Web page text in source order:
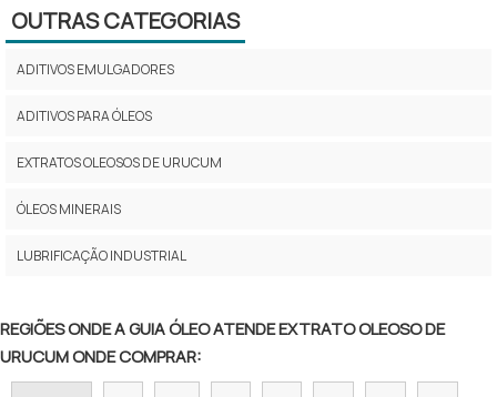
EMPRESA DE EXTRATO OLEOSO DE URUCUM CORANTE
EXTRATO OLEOSO DE URUCUM CORANTE NATURAL
EXTRATO OLEOSO DE URUCUM CORANTE NATURAL COMPRAR
OUTRAS CATEGORIAS
ADITIVOS EMULGADORES
ADITIVOS PARA ÓLEOS
EXTRATOS OLEOSOS DE URUCUM
ÓLEOS MINERAIS
LUBRIFICAÇÃO INDUSTRIAL
REGIÕES ONDE A GUIA ÓLEO ATENDE EXTRATO OLEOSO DE
URUCUM ONDE COMPRAR: